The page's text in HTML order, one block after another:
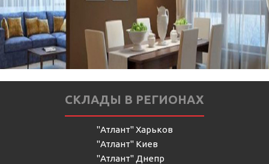
СКЛАДЫ В РЕГИОНАХ
"Атлант" Харьков
"Атлант" Киев
"Атлант" Днепр